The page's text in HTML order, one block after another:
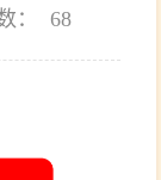
： 68